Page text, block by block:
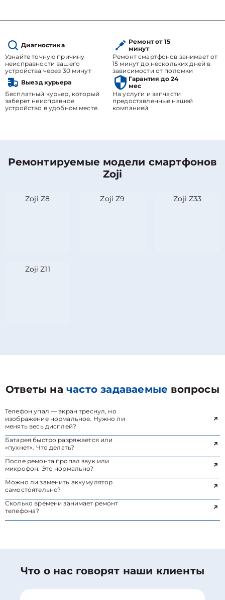
Диагностика
Узнайте точную причину
неисправности вашего
устройства через 30 минут
Ремонт от 15
минут
Ремонт смартфонов занимает от
15 минут до нескольких дней в
зависимости от поломки
Выезд курьера
Бесплатный курьер, который
заберет неисправное
устройство в удобном месте.
Гарантия до 24
мес
На услуги и запчасти
предоставленные нашей
компанией
Ремонтируемые модели смартфонов
Zoji
Zoji Z8 Zoji Z9 Zoji Z33
Zoji Z11
Ответы начасто задаваемые вопросы
Телефон упал — экран треснул, но
изображение нормальное. Нужно ли
менять весь дисплей?
Батарея быстро разряжается или
«пухнет». Что делать?
После ремонта пропал звук или
микрофон. Это нормально?
Можно ли заменить аккумулятор
самостоятельно?
Сколько времени занимает ремонт
телефона?
Что о нас говорят наши клиенты